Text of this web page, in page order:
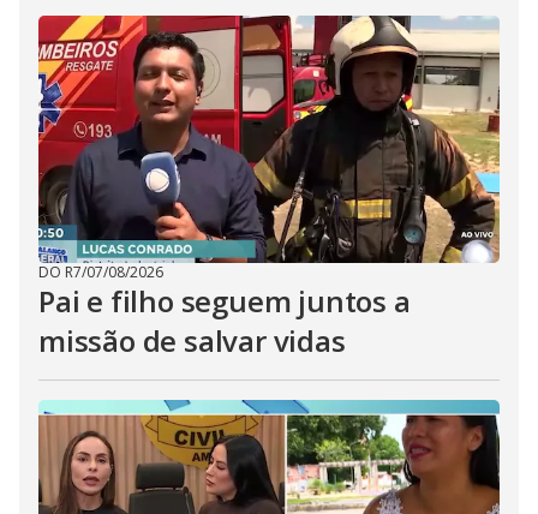
DO R7/07/08/2026
Pai e filho seguem juntos a
missão de salvar vidas